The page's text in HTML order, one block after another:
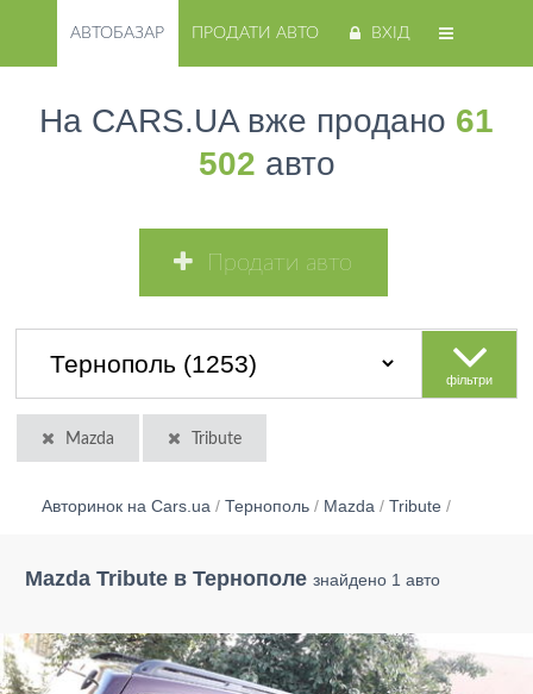
АВТОБАЗАР ПРОДАТИ АВТО ВХІД
На CARS.UA вже продано 61
502 авто
Продати авто
фільтри
Mazda Tribute
Авторинок на Cars.ua / Тернополь / Mazda / Tribute /
Mazda Tribute в Тернополе знайдено 1 авто